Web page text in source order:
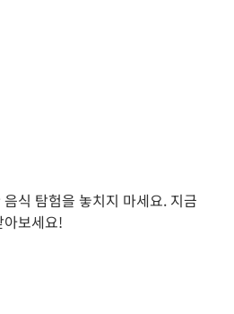
식 탐험을 놓치지 마세요. 지금
보세요!